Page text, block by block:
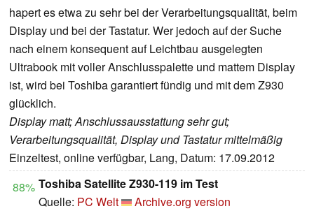
hapert es etwa zu sehr bei der Verarbeitungsqualität, beim
Display und bei der Tastatur. Wer jedoch auf der Suche
nach einem konsequent auf Leichtbau ausgelegten
Ultrabook mit voller Anschlusspalette und mattem Display
ist, wird bei Toshiba garantiert fündig und mit dem Z930
glücklich.
Display matt; Anschlussausstattung sehr gut;
Verarbeitungsqualität, Display und Tastatur mittelmäßig
Einzeltest, online verfügbar, Lang, Datum: 17.09.2012
88% Toshiba Satellite Z930-119 im Test
Quelle: PC Welt
Archive.org version